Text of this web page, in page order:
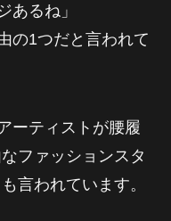
あるね」
の1つだと言われて
ーティストが腰履
ファッションスタ
言われています。